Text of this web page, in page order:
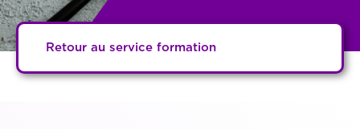
Retour au service formation